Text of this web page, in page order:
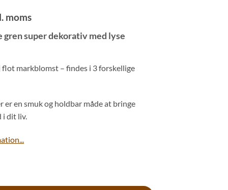
moms
gren super dekorativ med lyse
flot markblomst – findes i 3 forskellige
er en smuk og holdbar måde at bringe
i dit liv.
antal